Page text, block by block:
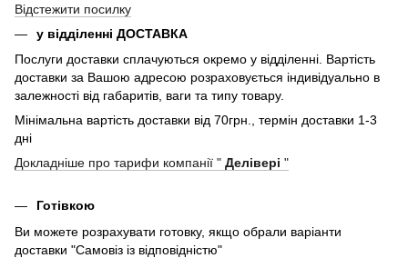
Відстежити посилку
у відділенні ДОСТАВКА
Послуги доставки сплачуються окремо у відділенні. Вартість
доставки за Вашою адресою розраховується індивідуально в
залежності від габаритів, ваги та типу товару.
Мінімальна вартість доставки від 70грн., термін доставки 1-3
дні
Докладніше про тарифи компанії " Делівері "
Готівкою
Ви можете розрахувати готовку, якщо обрали варіанти
доставки "Самовіз із відповідністю"